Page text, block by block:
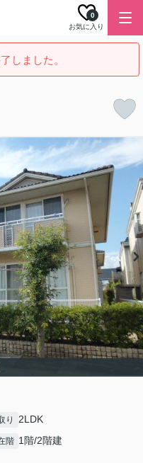
お気に入り
0
しました。
り 2LDK
階 1階/2階建